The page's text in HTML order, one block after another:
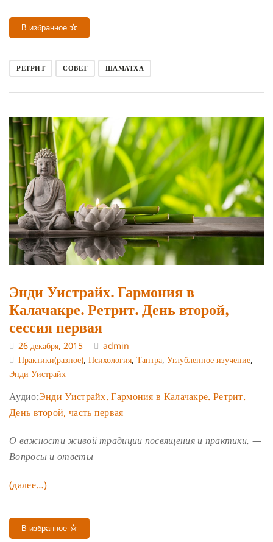
В избранное
РЕТРИТ СОВЕТ ШАМАТХА
Энди Уистрайх. Гармония в
Калачакре. Ретрит. День второй,
сессия первая
26 декабря, 2015
admin
Практики(разное), Психология, Тантра, Углубленное изучение,
Энди Уистрайх
Аудио:Энди Уистрайх. Гармония в Калачакре. Ретрит.
День второй, часть первая
О важности живой традиции посвящения и практики. —
Вопросы и ответы
(далее…)
В избранное